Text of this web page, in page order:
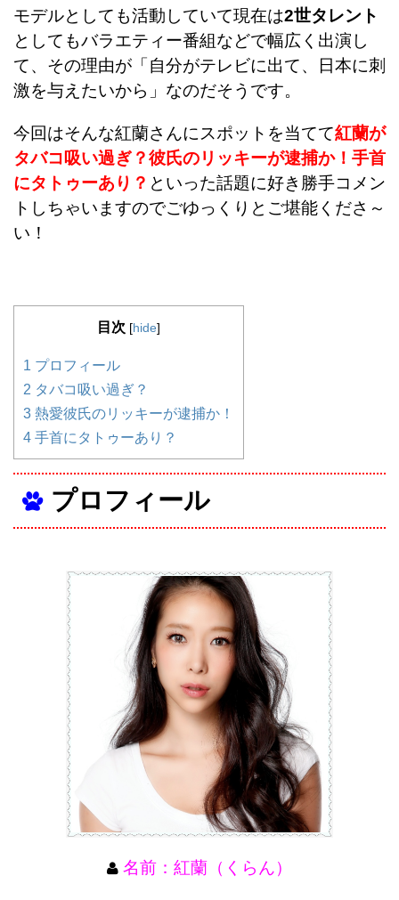
モデルとしても活動していて現在は2世タレント
としてもバラエティー番組などで幅広く出演し
て、その理由が「自分がテレビに出て、日本に刺
激を与えたいから」なのだそうです。
今回はそんな紅蘭さんにスポットを当てて紅蘭が
タバコ吸い過ぎ？彼氏のリッキーが逮捕か！手首
にタトゥーあり？ といった話題に好き勝手コメン
トしちゃいますのでごゆっくりとご堪能くださ～
い！
目次 [hide]
1 プロフィール
2 タバコ吸い過ぎ？
3 熱愛彼氏のリッキーが逮捕か！
4 手首にタトゥーあり？
プロフィール
名前：紅蘭（くらん）